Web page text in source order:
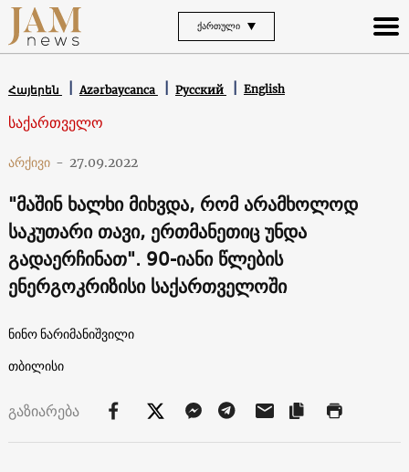
ᲥᲐᲠᲗᲣᲚᲘ
Հայերեն Azərbaycanca Русский English
საქართველო
არქივი - 27.09.2022
"მაშინ ხალხი მიხვდა, რომ არამხოლოდ
საკუთარი თავი, ერთმანეთიც უნდა
გადაერჩინათ". 90-იანი წლების
ენერგოკრიზისი საქართველოში
ნინო ნარიმანიშვილი
თბილისი
გაზიარება